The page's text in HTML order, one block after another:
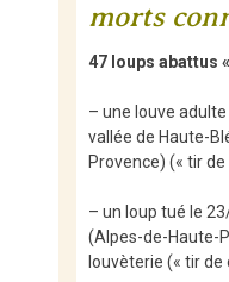
morts
47 loups abattus
– une louve
vallée de Haute-
Provence) (« tir
– un loup tué le
(Alpes-de-Haute-
louvèterie (« tir